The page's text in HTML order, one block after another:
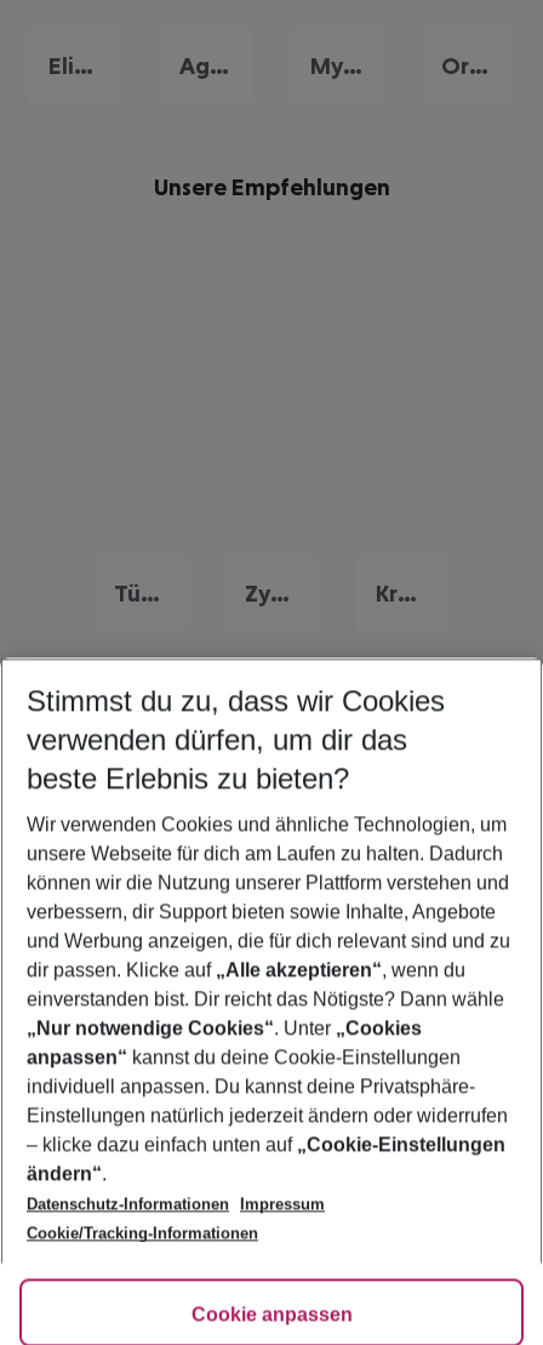
Elia Beach Agios Ioannis Mykonos Stadt Ornos
Unsere Empfehlungen
Türkei Urlaub Zypern Urlaub Kroatien Urlaub
Quicklinks
Flug & Hotel Platys Gialos
Frübucher Angebote Platys Gialos für 2026
Last Minute Platys Gialos
Familienurlaub Platys Gialos
Pauschalreisen Platys Gialos
Footer
Footer navigation
Über uns
AGB
Bestpreisgarantie
Cookie-Einstellungen ändern
Cookie-Richtlinie
Agenturbetreuung
Barrierefreies Reisen
HanseMerkur Reiseversicherung
Folge uns
Stimmst du zu, dass wir Cookies
verwenden dürfen, um dir das
beste Erlebnis zu bieten?
Wir verwenden Cookies und ähnliche Technologien, um
unsere Webseite für dich am Laufen zu halten. Dadurch
können wir die Nutzung unserer Plattform verstehen und
verbessern, dir Support bieten sowie Inhalte, Angebote
und Werbung anzeigen, die für dich relevant sind und zu
dir passen. Klicke auf „Alle akzeptieren“, wenn du
einverstanden bist. Dir reicht das Nötigste? Dann wähle
„Nur notwendige Cookies“. Unter „Cookies
anpassen“ kannst du deine Cookie-Einstellungen
individuell anpassen. Du kannst deine Privatsphäre-
Einstellungen natürlich jederzeit ändern oder widerrufen
– klicke dazu einfach unten auf „Cookie-Einstellungen
ändern“.
Datenschutz-Informationen
Impressum
Cookie/Tracking-Informationen
Cookie anpassen